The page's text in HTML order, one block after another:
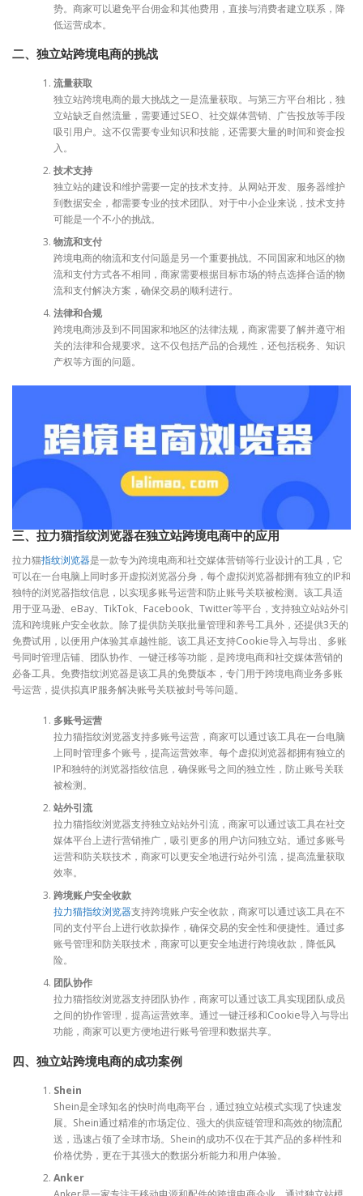
势。商家可以避免平台佣金和其他费用，直接与消费者建立联系，降
低运营成本。
二、独立站跨境电商的挑战
流量获取
独立站跨境电商的最大挑战之一是流量获取。与第三方平台相比，独
立站缺乏自然流量，需要通过SEO、社交媒体营销、广告投放等手段
吸引用户。这不仅需要专业知识和技能，还需要大量的时间和资金投
入。
技术支持
独立站的建设和维护需要一定的技术支持。从网站开发、服务器维护
到数据安全，都需要专业的技术团队。对于中小企业来说，技术支持
可能是一个不小的挑战。
物流和支付
跨境电商的物流和支付问题是另一个重要挑战。不同国家和地区的物
流和支付方式各不相同，商家需要根据目标市场的特点选择合适的物
流和支付解决方案，确保交易的顺利进行。
法律和合规
跨境电商涉及到不同国家和地区的法律法规，商家需要了解并遵守相
关的法律和合规要求。这不仅包括产品的合规性，还包括税务、知识
产权等方面的问题。
三、拉力猫指纹浏览器在独立站跨境电商中的应用
拉力猫指纹浏览器是一款专为跨境电商和社交媒体营销等行业设计的工具，它
可以在一台电脑上同时多开虚拟浏览器分身，每个虚拟浏览器都拥有独立的IP和
独特的浏览器指纹信息，以实现多账号运营和防止账号关联被检测。该工具适
用于亚马逊、eBay、TikTok、Facebook、Twitter等平台，支持独立站站外引
流和跨境账户安全收款。除了提供防关联批量管理和养号工具外，还提供3天的
免费试用，以便用户体验其卓越性能。该工具还支持Cookie导入与导出、多账
号同时管理店铺、团队协作、一键迁移等功能，是跨境电商和社交媒体营销的
必备工具。免费指纹浏览器是该工具的免费版本，专门用于跨境电商业务多账
号运营，提供拟真IP服务解决账号关联被封号等问题。
多账号运营
拉力猫指纹浏览器支持多账号运营，商家可以通过该工具在一台电脑
上同时管理多个账号，提高运营效率。每个虚拟浏览器都拥有独立的
IP和独特的浏览器指纹信息，确保账号之间的独立性，防止账号关联
被检测。
站外引流
拉力猫指纹浏览器支持独立站站外引流，商家可以通过该工具在社交
媒体平台上进行营销推广，吸引更多的用户访问独立站。通过多账号
运营和防关联技术，商家可以更安全地进行站外引流，提高流量获取
效率。
跨境账户安全收款
拉力猫指纹浏览器支持跨境账户安全收款，商家可以通过该工具在不
同的支付平台上进行收款操作，确保交易的安全性和便捷性。通过多
账号管理和防关联技术，商家可以更安全地进行跨境收款，降低风
险。
团队协作
拉力猫指纹浏览器支持团队协作，商家可以通过该工具实现团队成员
之间的协作管理，提高运营效率。通过一键迁移和Cookie导入与导出
功能，商家可以更方便地进行账号管理和数据共享。
四、独立站跨境电商的成功案例
Shein
Shein是全球知名的快时尚电商平台，通过独立站模式实现了快速发
展。Shein通过精准的市场定位、强大的供应链管理和高效的物流配
送，迅速占领了全球市场。Shein的成功不仅在于其产品的多样性和
价格优势，更在于其强大的数据分析能力和用户体验。
Anker